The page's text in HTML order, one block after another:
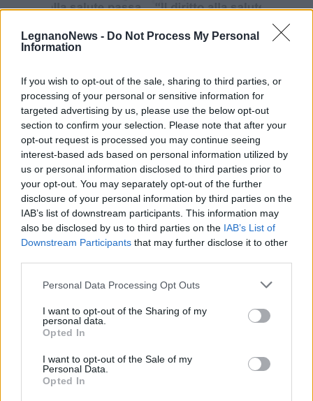
LegnanoNews - Do Not Process My Personal
Information
If you wish to opt-out of the sale, sharing to third parties, or
processing of your personal or sensitive information for
targeted advertising by us, please use the below opt-out
section to confirm your selection. Please note that after your
opt-out request is processed you may continue seeing
interest-based ads based on personal information utilized by
us or personal information disclosed to third parties prior to
your opt-out. You may separately opt-out of the further
disclosure of your personal information by third parties on the
IAB’s list of downstream participants. This information may
also be disclosed by us to third parties on the IAB’s List of
Downstream Participants that may further disclose it to other
Personal Data Processing Opt Outs
I want to opt-out of the Sharing of my
personal data.
Opted In
I want to opt-out of the Sale of my
Personal Data.
Opted In
Commenti
Accedio registratiper commentare questo
articolo.
L'email è richiesta ma non verrà mostrata ai visitatori. Il contenuto di questo
commento esprime il pensiero dell'autore e non rappresenta la linea editoriale
di VareseNews.it, che rimane autonoma e indipendente. I messaggi inclusi nei
commenti non sono testi giornalistici, ma post inviati dai singoli lettori che
possono essere automaticamente pubblicati senza filtro preventivo. I commenti
che includano uno o più link a siti esterni verranno rimossi in automatico dal
sistema.